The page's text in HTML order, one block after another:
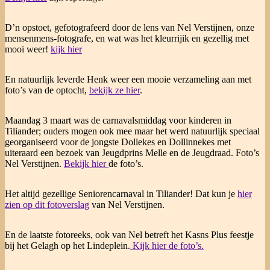
D’n opstoet, gefotografeerd door de lens van Nel Verstijnen, onze
mensenmens-fotografe, en wat was het kleurrijik en gezellig met
mooi weer! kijk hier
En natuurlijk leverde Henk weer een mooie verzameling aan met
foto’s van de optocht, bekijk ze hier.
Maandag 3 maart was de carnavalsmiddag voor kinderen in
Tiliander; ouders mogen ook mee maar het werd natuurlijk speciaal
georganiseerd voor de jongste Dollekes en Dollinnekes met
uiteraard een bezoek van Jeugdprins Melle en de Jeugdraad. Foto’s
Nel Verstijnen. Bekijk hierde foto’s.
Het altijd gezellige Seniorencarnaval in Tiliander! Dat kun je hier
zien op dit fotoverslag van Nel Verstijnen.
En de laatste fotoreeks, ook van Nel betreft het Kasns Plus feestje
bij het Gelagh op het Lindeplein. Kijk hier de foto’s.